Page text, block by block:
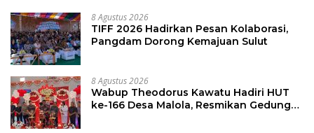
8 Agustus 2026
TIFF 2026 Hadirkan Pesan Kolaborasi,
Pangdam Dorong Kemajuan Sulut
8 Agustus 2026
Wabup Theodorus Kawatu Hadiri HUT
ke-166 Desa Malola, Resmikan Gedung